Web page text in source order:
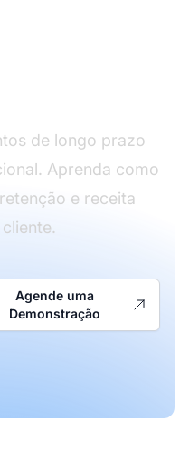
de longo prazo
Aprenda como
e receita
Agende uma
Demonstração